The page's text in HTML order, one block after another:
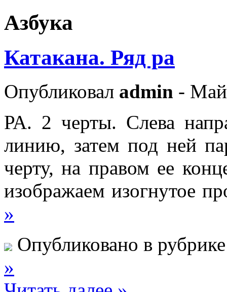
Азбука
Катакана. Ряд ра
Опубликовал admin -
РА. 2 черты. Слева
линию, затем под ней
черту, на правом ее
изображаем изогнутое
»
Опубликовано в
»